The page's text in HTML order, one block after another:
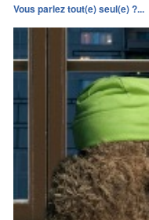
Vous parlez tout(e) seul(e) ?...